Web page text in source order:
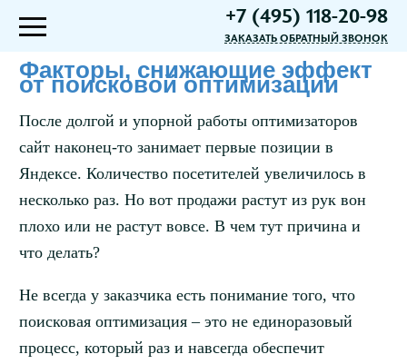
+7 (495) 118-20-98
ЗАКАЗАТЬ ОБРАТНЫЙ ЗВОНОК
Факторы, снижающие эффект
от поисковой оптимизации
После долгой и упорной работы оптимизаторов
сайт наконец-то занимает первые позиции в
Яндексе. Количество посетителей увеличилось в
несколько раз. Но вот продажи растут из рук вон
плохо или не растут вовсе. В чем тут причина и
что делать?
Не всегда у заказчика есть понимание того, что
поисковая оптимизация – это не единоразовый
процесс, который раз и навсегда обеспечит